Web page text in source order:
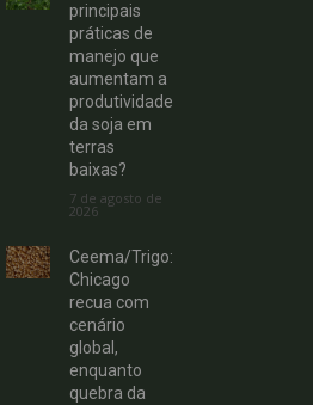
principais
práticas de
manejo que
aumentam a
produtividade
da soja em
terras
baixas?
7 de agosto de
2026
Ceema/Trigo:
Chicago
recua com
cenário
global,
enquanto
quebra da